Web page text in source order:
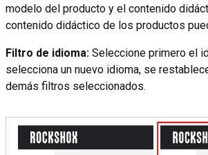
modelo del producto y el contenido
contenido didáctico de los productos
Filtro de idioma: Seleccione primero el
selecciona un nuevo idioma, se
demás filtros seleccionados.